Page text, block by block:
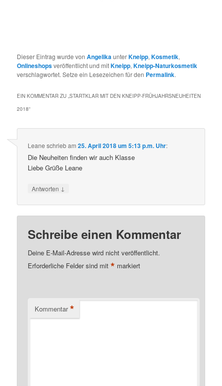
Dieser Eintrag wurde vonAngelikaunterKneipp,Kosmetik,
Onlineshopsveröffentlicht und mitKneipp,Kneipp-Naturkosmetik
verschlagwortet. Setze ein Lesezeichen für den Permalink.
EIN KOMMENTAR ZU „STARTKLAR MIT DEN KNEIPP-FRÜHJAHRSNEUHEITEN
2018“
Leane schriebam25. April 2018 um 5:13 p.m. Uhr:
Die Neuheiten finden wir auch Klasse
Liebe Grüße Leane
Antworten ↓
Schreibe einen Kommentar
Deine E-Mail-Adresse wird nicht veröffentlicht.
Erforderliche Felder sind mit* markiert
Kommentar *